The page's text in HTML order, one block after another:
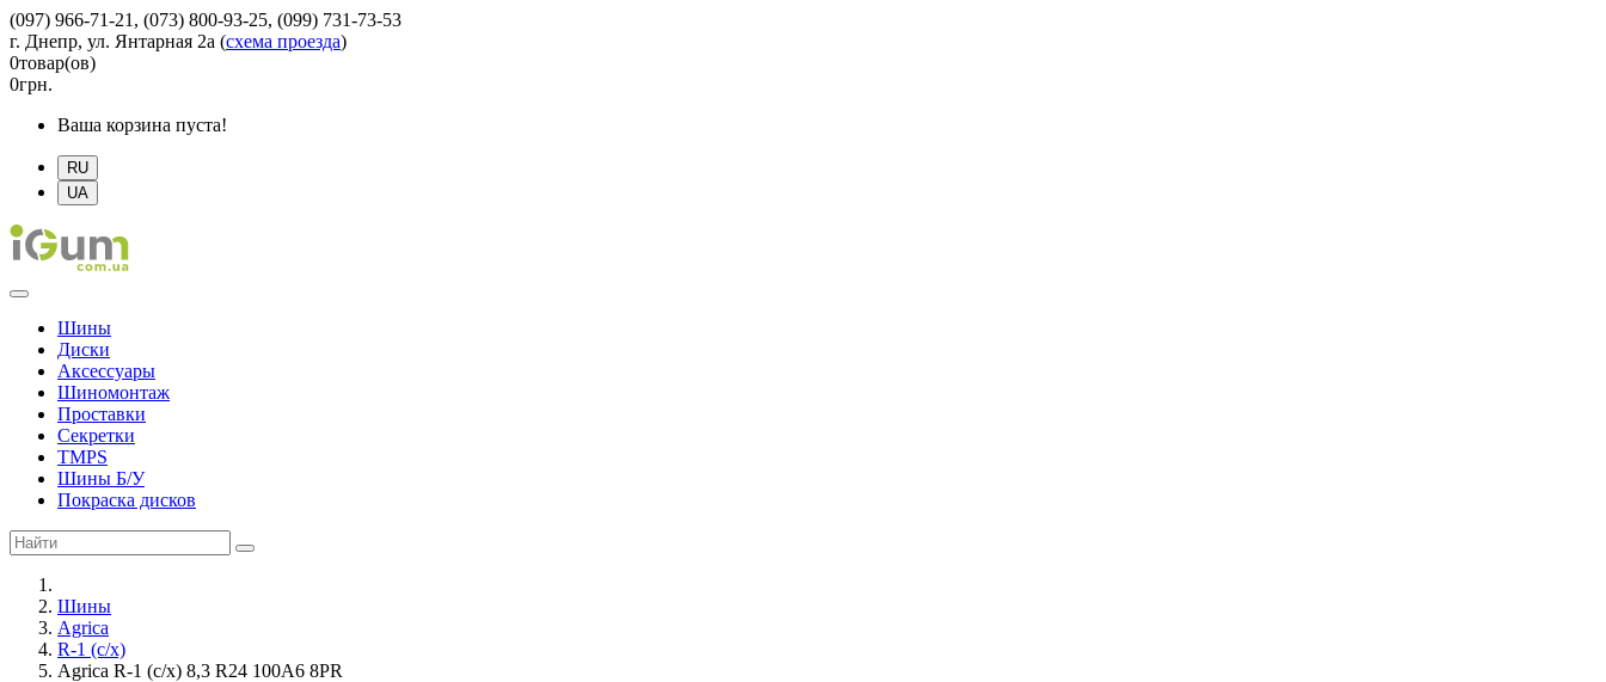
(097) 966-71-21, (073) 800-93-25, (099) 731-73-53
г. Днепр, ул. Янтарная 2а (схема проезда)
0товар(ов)
0грн.
Ваша корзина пуста!
RU
UA
Шины
Диски
Аксессуары
Шиномонтаж
Проставки
Секретки
TMPS
Шины Б/У
Покраска дисков
Шины
Agrica
R-1 (с/х)
Agrica R-1 (с/х) 8,3 R24 100A6 8PR